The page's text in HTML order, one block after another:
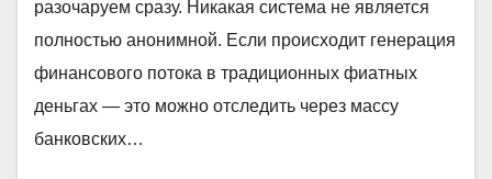
разочаруем сразу. Никакая система не является
полностью анонимной. Если происходит генерация
финансового потока в традиционных фиатных
деньгах — это можно отследить через массу
банковских…